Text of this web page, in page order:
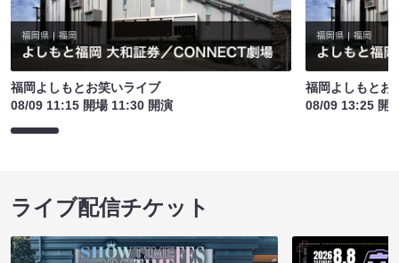
福岡よしもとお笑いライブ
08/09 11:15 開場 11:30 開演
福岡よしもとお
08/09 13:25 開
ライブ配信チケット